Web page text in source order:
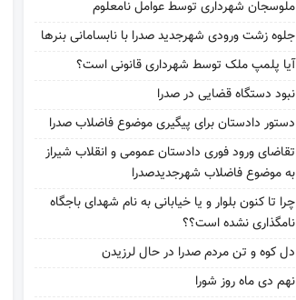
ملوسجان شهرداری توسط عوامل نامعلوم
جلوه زشت ورودی شهرجدید صدرا با نابسامانی بنرها
آیا پلمپ ملک توسط شهرداری قانونی است؟
نبود دستگاه قضایی در صدرا
دستور دادستان برای پیگیری موضوع فاضلاب صدرا
تقاضای ورود فوری دادستان عمومی و انقلاب شیراز
به موضوع فاضلاب شهرجدیدصدرا
چرا تا کنون بلوار و یا خیابانی به نام شهدای باجگاه
نامگذاری نشده است؟؟
دل کوه و تن مردم صدرا در حال لرزیدن
نهم دی ماه روز شورا